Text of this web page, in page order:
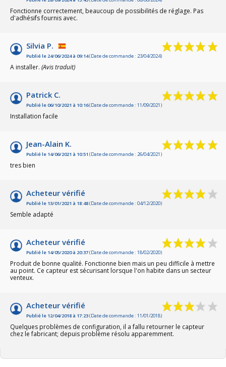
Fonctionne correctement, beaucoup de possibilités de réglage. Pas
d'adhésifs fournis avec.
Silvia P.
Publié le 24/06/2024 à 09:14(Date de commande : 23/04/2024)
A installer. (Avis traduit)
Patrick C.
Publié le 06/10/2021 à 10:16(Date de commande : 11/09/2021)
Installation facile
Jean-Alain K.
Publié le 14/06/2021 à 10:51 (Date de commande : 26/04/2021)
tres bien
Acheteur vérifié
Publié le 13/01/2021 à 18:48(Date de commande : 04/12/2020)
Semble adapté
Acheteur vérifié
Publié le 14/05/2020 à 20:37(Date de commande : 18/02/2020)
Produit de bonne qualité. Fonctionne bien mais un peu difficile à mettre
au point. Ce capteur est sécurisant lorsque l'on habite dans un secteur
venteux.
Acheteur vérifié
Publié le 12/04/2018 à 17:23(Date de commande : 11/01/2018)
Quelques problèmes de configuration, il a fallu retourner le capteur
chez le fabricant; depuis problème résolu apparemment.